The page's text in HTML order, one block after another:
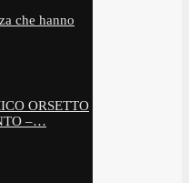
che hanno
ORSETTO
–…